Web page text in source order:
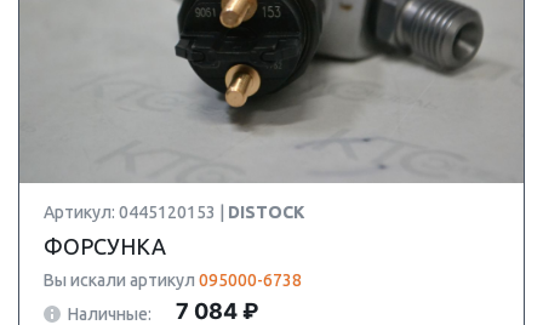
Артикул: 0445120153 | DISTOCK
ФОРСУНКА
Вы искали артикул 095000-6738
Наличные:
7 084 ₽